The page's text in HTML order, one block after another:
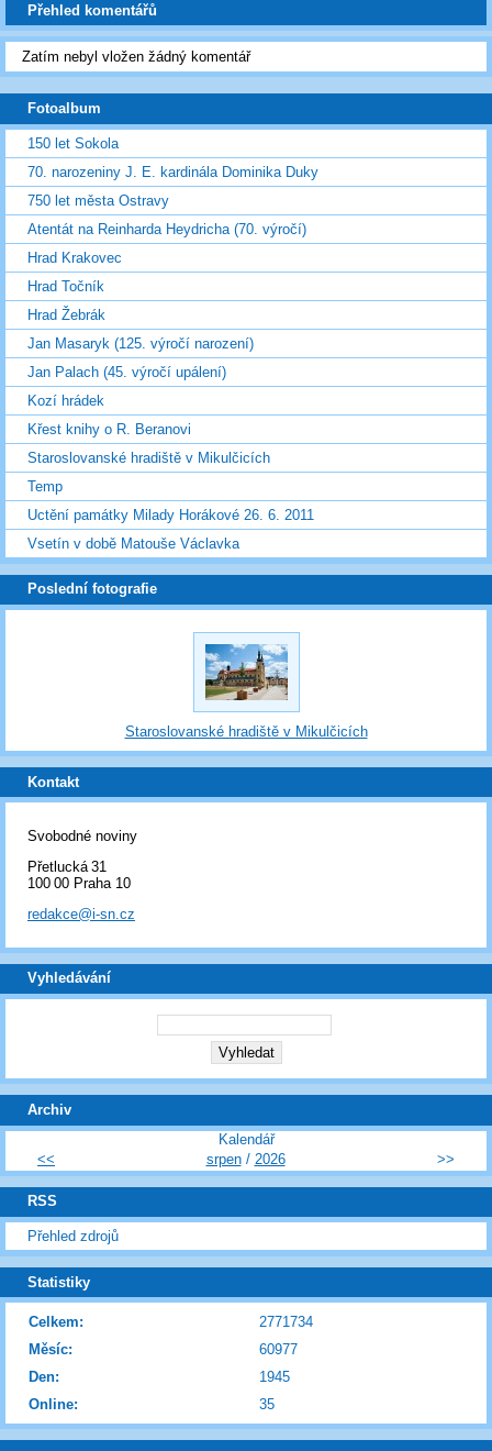
Přehled komentářů
Zatím nebyl vložen žádný komentář
Fotoalbum
150 let Sokola
70. narozeniny J. E. kardinála Dominika Duky
750 let města Ostravy
Atentát na Reinharda Heydricha (70. výročí)
Hrad Krakovec
Hrad Točník
Hrad Žebrák
Jan Masaryk (125. výročí narození)
Jan Palach (45. výročí upálení)
Kozí hrádek
Křest knihy o R. Beranovi
Staroslovanské hradiště v Mikulčicích
Temp
Uctění památky Milady Horákové 26. 6. 2011
Vsetín v době Matouše Václavka
Poslední fotografie
Staroslovanské hradiště v Mikulčicích
Kontakt
Svobodné noviny
Přetlucká 31
100 00 Praha 10
redakce@i-sn.cz
Vyhledávání
Archiv
Kalendář
<<
srpen/ 2026 >>
RSS
Přehled zdrojů
Statistiky
Online: 35
Celkem:
2771734
Měsíc:
60977
Den:
1945